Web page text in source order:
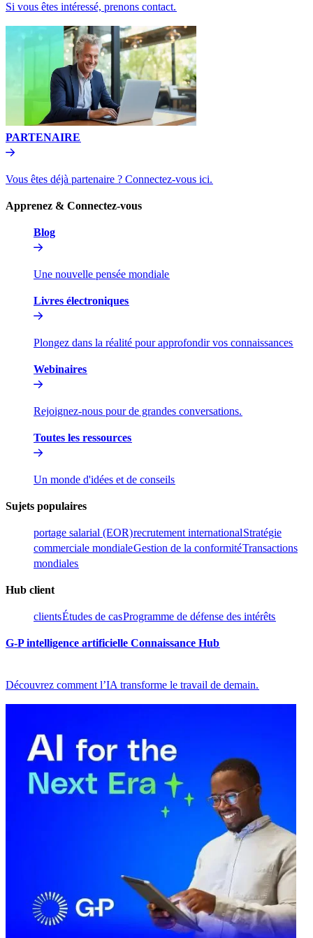
Si vous êtes intéressé, prenons contact.​​
PARTENAIRE​​
Vous êtes déjà partenaire ? Connectez-vous ici.​​
Apprenez & Connectez-vous​​
Blog​​
Une nouvelle pensée mondiale​​
Livres électroniques​​
Plongez dans la réalité pour approfondir vos connaissances​​
Webinaires​​
Rejoignez-nous pour de grandes conversations.​​
Toutes les ressources​​
Un monde d'idées et de conseils​​
Sujets populaires​​
portage salarial (EOR)​​recrutement international​​Stratégie
commerciale mondiale​​Gestion de la conformité​​Transactions
mondiales​​
Hub client​​
clients​​Études de cas​​Programme de défense des intérêts​​
G-P intelligence artificielle Connaissance Hub​​
Découvrez comment l’IA transforme le travail de demain.​​